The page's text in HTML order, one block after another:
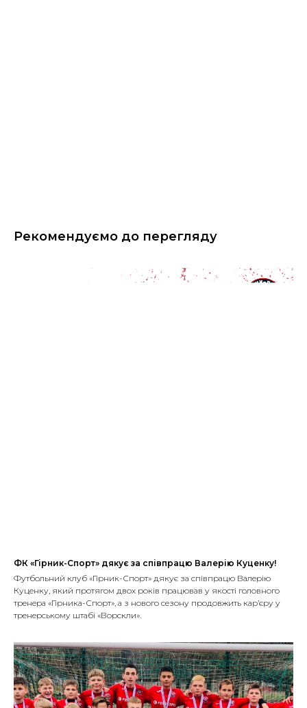
Рекомендуємо до перегляду
ФК «Гірник-Спорт» дякує за співпрацю Валерію Куценку!
Футбольний клуб «Гірник-Спорт» дякує за співпрацю Валерію
Куценку, який протягом двох років працював у якості головного
тренера «Гірника-Спорт», а з нового сезону продовжить кар’єру у
тренерському штабі «Ворскли».